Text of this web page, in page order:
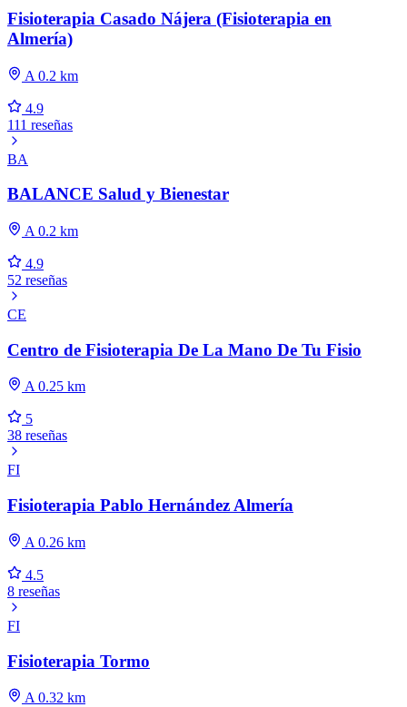
Fisioterapia Casado Nájera (Fisioterapia en
Almería)
A 0.2 km
4.9
111 reseñas
BA
BALANCE Salud y Bienestar
A 0.2 km
4.9
52 reseñas
CE
Centro de Fisioterapia De La Mano De Tu Fisio
A 0.25 km
5
38 reseñas
FI
Fisioterapia Pablo Hernández Almería
A 0.26 km
4.5
8 reseñas
FI
Fisioterapia Tormo
A 0.32 km